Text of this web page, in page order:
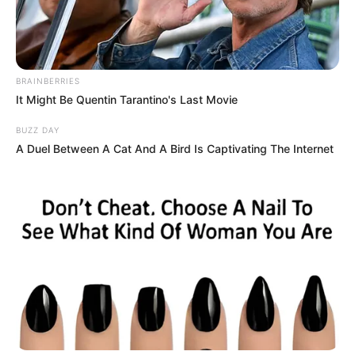
QUINTE 27-06-2024
Programme et Pronostic PMU gratuit du 27
Juin 2024 – PRIX DU BASSIN D’ARCACHON –
STOA PROMOTION
BRAINBERRIES
It Might Be Quentin Tarantino's Last Movie
BUZZ DAY
A Duel Between A Cat And A Bird Is Captivating The Internet